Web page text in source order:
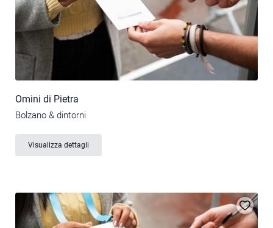
Omini di Pietra
Bolzano & dintorni
Visualizza dettagli